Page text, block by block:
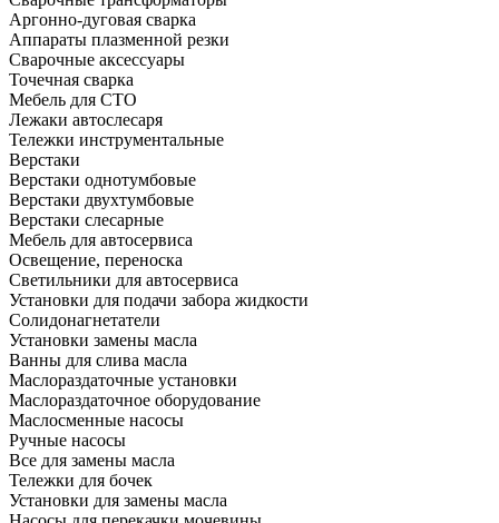
Аргонно-дуговая сварка
Аппараты плазменной резки
Сварочные аксессуары
Точечная сварка
Мебель для СТО
Лежаки автослесаря
Тележки инструментальные
Верстаки
Верстаки однотумбовые
Верстаки двухтумбовые
Верстаки слесарные
Мебель для автосервиса
Освещение, переноска
Светильники для автосервиса
Установки для подачи забора жидкости
Солидонагнетатели
Установки замены масла
Ванны для слива масла
Маслораздаточные установки
Маслораздаточное оборудование
Маслосменные насосы
Ручные насосы
Все для замены масла
Тележки для бочек
Установки для замены масла